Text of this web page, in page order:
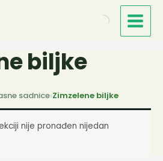
biljke
sadnice›Zimzelene biljke
nije pronađen nijedan